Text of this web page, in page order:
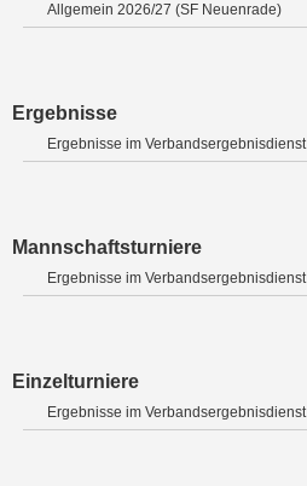
Allgemein 2026/27 (SF Neuenrade)
Ergebnisse
Ergebnisse im Verbandsergebnisdienst
Mannschaftsturniere
Ergebnisse im Verbandsergebnisdienst
Einzelturniere
Ergebnisse im Verbandsergebnisdienst